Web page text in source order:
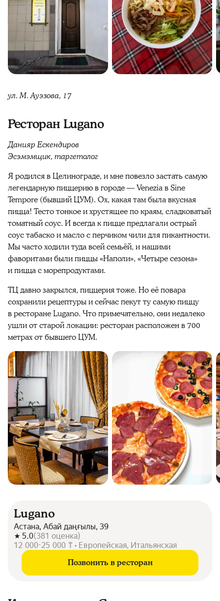
ул. М. Ауэзова, 17
Ресторан Lugano
Данияр Ескендиров
Эсэмэмщик, таргетолог
Я родился в Целинограде, и мне повезло застать самую
легендарную пиццерию в городе — Venezia в Sine
Tempore (бывший ЦУМ). Ох, какая там была вкусная
пицца! Тесто тонкое и хрустящее по краям, сладковатый
томатный соус. И всегда к пицце предлагали острый
соус табаско и масло с перчиком чили для пикантности.
Мы часто ходили туда всей семьёй, и нашими
фаворитами были пиццы «Наполи», «Четыре сезона»
и пицца с морепродуктами.
ТЦ давно закрылся, пиццерия тоже. Но её повара
сохранили рецептуры и сейчас пекут ту самую пиццу
в ресторане Lugano. Что примечательно, они недалеко
ушли от старой локации: ресторан расположен в 700
метрах от бывшего ЦУМ.
Lugano
Астана, Абай даңғылы, 39
5.0(381 оценка)
12 000-25 000 ₸ • Европейская, Итальянская
Позвонить в ресторан